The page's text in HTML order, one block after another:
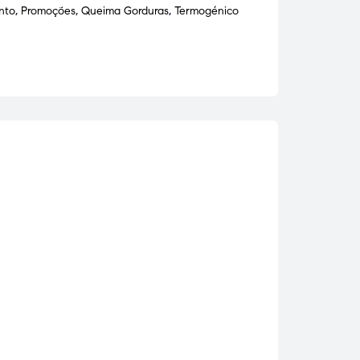
, Promoções, Queima Gorduras, Termogénico